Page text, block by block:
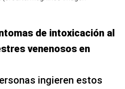
de intoxicación al
venenosos en
ingieren estos